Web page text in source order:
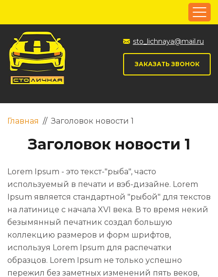
sto_lichnaya@mail.ru
ЗАКАЗАТЬ ЗВОНОК
Главная // Заголовок новости 1
Заголовок новости 1
Lorem Ipsum - это текст-"рыба", часто
используемый в печати и вэб-дизайне. Lorem
Ipsum является стандартной "рыбой" для текстов
на латинице с начала XVI века. В то время некий
безымянный печатник создал большую
коллекцию размеров и форм шрифтов,
используя Lorem Ipsum для распечатки
образцов. Lorem Ipsum не только успешно
пережил без заметных изменений пять веков,